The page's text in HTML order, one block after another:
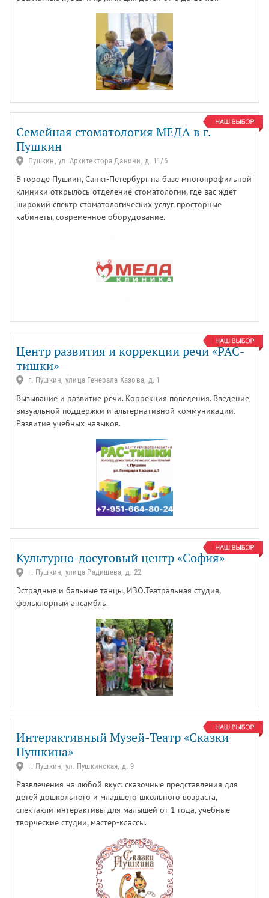
Семейная стоматология МЕДА в г.
Пушкин
Пушкин, ул. Архитектора Данини, д. 11/6
В городе Пушкин, Санкт-Петербург на базе многопрофильной
клиники открылось отделение стоматологии, где вас ждет
широкий спектр стоматологических услуг, просторные
кабинеты, современное оборудование.
Центр развития и коррекции речи «РАС-
тишки»
г. Пушкин, улица Генерала Хазова, д. 1
Вызывание и развитие речи. Коррекция поведения. Введение
визуальной поддержки и альтернативной коммуникации.
Развитие учебных навыков.
Культурно-досуговый центр «София»
г. Пушкин, улица Радищева, д. 22
Эстрадные и бальные танцы, ИЗО.Театральная студия,
фольклорный ансамбль.
Интерактивный Музей-Театр «Сказки
Пушкина»
г. Пушкин, ул. Пушкинская, д. 9
Развлечения на любой вкус: сказочные представления для
детей дошкольного и младшего школьного возраста,
спектакли-интерактивы для малышей от 1 года, учебные
творческие студии, мастер-классы.